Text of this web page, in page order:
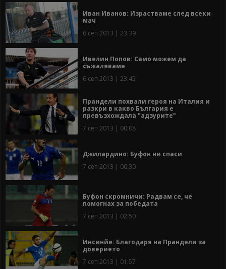
Иван Иванов: Израстваме след всеки
мач
6 сеп 2013 | 23:39
Ивелин Попов: Само можем да
съжаляваме
6 сеп 2013 | 23:45
Прандели похвали героя на Италия и
разкри в какво България е
превъзхождала "адзурите"
7 сеп 2013 | 00:08
Джилардино: Буфон ни спаси
7 сеп 2013 | 00:30
Буфон скромничи: Радвам се, че
помогнах за победата
7 сеп 2013 | 02:50
Инсинйе: Благодаря на Прандели за
доверието
7 сеп 2013 | 01:57